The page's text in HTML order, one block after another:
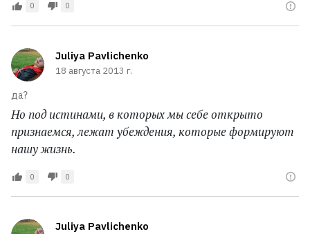
0 0
Juliya Pavlichenko
18 августа 2013 г.
да?
Но под истинами, в которых мы себе открыто
признаемся, лежат убеждения, которые формируют
нашу жизнь.
0 0
Juliya Pavlichenko